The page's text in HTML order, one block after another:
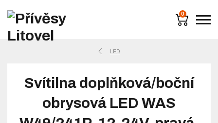
0
LED
Svítilna doplňková/boční
obrysová LED WAS